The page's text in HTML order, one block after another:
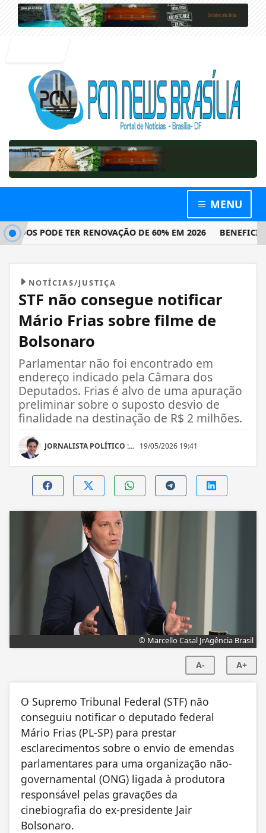
MENU
PODE TER RENOVAÇÃO DE 60% EM 2026
NOTÍCIAS/JUSTIÇA
STF não consegue notificar
Mário Frias sobre filme de
Bolsonaro
Parlamentar não foi encontrado em
endereço indicado pela Câmara dos
Deputados. Frias é alvo de uma apuração
preliminar sobre o suposto desvio de
finalidade na destinação de R$ 2 milhões.
JORNALISTA POLÍTICO :... 19/05/2026 19:41
© Marcello Casal JrAgência Brasil
A- A+
O Supremo Tribunal Federal (STF) não
conseguiu notificar o deputado federal
Mário Frias (PL-SP) para prestar
esclarecimentos sobre o envio de emendas
parlamentares para uma organização não-
governamental (ONG) ligada à produtora
responsável pelas gravações da
cinebiografia do ex-presidente Jair
Bolsonaro.